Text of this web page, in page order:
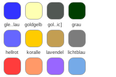
gle..lau goldgelb gol..ic] grau
hellrot koralle lavendel lichtblau